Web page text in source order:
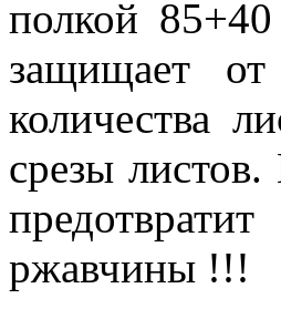
полкой
защищает
количества
срезы листов.
ржавчины !!!